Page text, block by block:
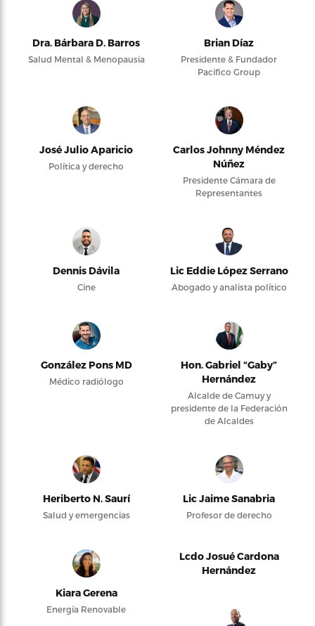
Dra. Bárbara D. Barros
Salud Mental & Menopausia
Brian Díaz
Presidente & Fundador
Pacifico Group
José Julio Aparicio
Política y derecho
Carlos Johnny Méndez
Núñez
Presidente Cámara de
Representantes
Dennis Dávila
Cine
Lic Eddie López Serrano
Abogado y analista político
González Pons MD
Médico radiólogo
Hon. Gabriel “Gaby”
Hernández
Alcalde de Camuy y
presidente de la Federación
de Alcaldes
Heriberto N. Saurí
Salud y emergencias
Lic Jaime Sanabria
Profesor de derecho
Kiara Gerena
Energía Renovable
Lcdo Josué Cardona
Hernández